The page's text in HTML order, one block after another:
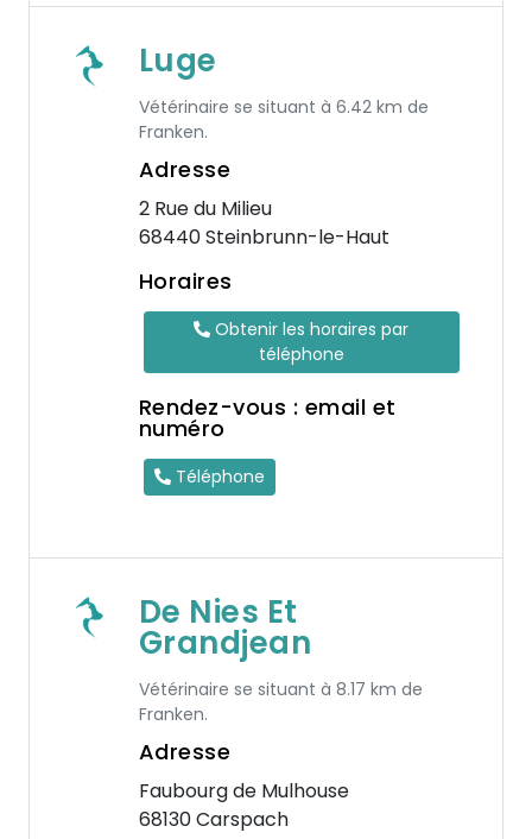
Luge
Vétérinaire se situant à 6.42 km de
Franken.
Adresse
2 Rue du Milieu
68440 Steinbrunn-le-Haut
Horaires
Obtenir les horaires par
téléphone
Rendez-vous : email et
numéro
Téléphone
De Nies Et
Grandjean
Vétérinaire se situant à 8.17 km de
Franken.
Adresse
Faubourg de Mulhouse
68130 Carspach